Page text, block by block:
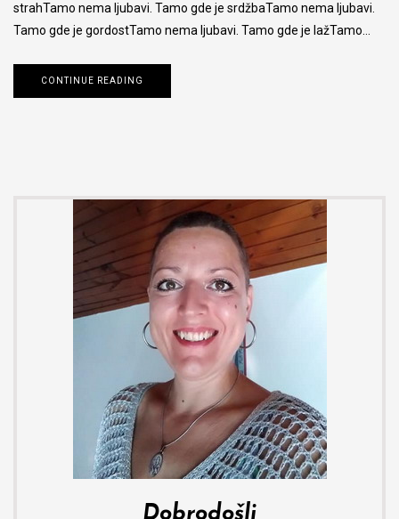
strahTamo nema ljubavi. Tamo gde je srdžbaTamo nema ljubavi.
Tamo gde je gordostTamo nema ljubavi. Tamo gde je lažTamo…
CONTINUE READING
Dobrodošli